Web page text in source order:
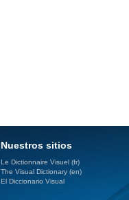
Nuestros sitios
Le Dictionnaire Visuel (fr)
The Visual Dictionary (en)
El Diccionario Visual